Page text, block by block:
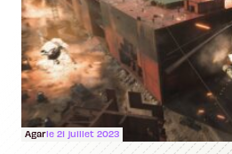
Agarle 21 juillet 2023